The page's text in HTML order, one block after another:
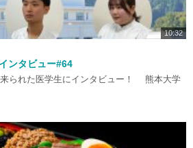
10:32
ンタビュー#64
られた医学生にインタビュー！ 熊本大学